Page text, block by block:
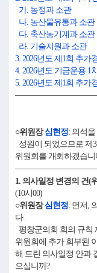
가. 농정과 소관
나. 농산물유통과 소관
다. 축산농기계과 소관
라. 기술지원과 소관
3. 2026년도 제1회 추
4. 2026년도 기금운용 1
5. 2026년도 제1회 추가
○위원장심현정: 의석
성원이 되었으므로 제
위원회를 개회하겠습니
1. 의사일정 변경의 건(
(10시00)
○위원장심현정: 먼저,
다.
평창군의회 회의 규칙
위원회에 추가 회부된
해 드린 의사일정 안과
으십니까?